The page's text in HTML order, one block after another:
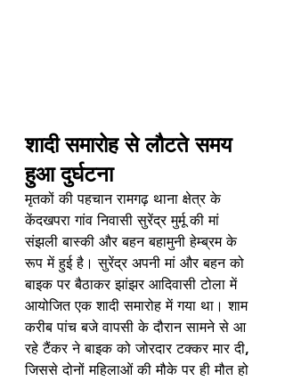
शादी समारोह से लौटते समय
हुआ दुर्घटना
मृतकों की पहचान रामगढ़ थाना क्षेत्र के
केंदखपरा गांव निवासी सुरेंद्र मुर्मू की मां
संझली बास्की और बहन बहामुनी हेम्ब्रम के
रूप में हुई है। सुरेंद्र अपनी मां और बहन को
बाइक पर बैठाकर झांझर आदिवासी टोला में
आयोजित एक शादी समारोह में गया था। शाम
करीब पांच बजे वापसी के दौरान सामने से आ
रहे टैंकर ने बाइक को जोरदार टक्कर मार दी,
जिससे दोनों महिलाओं की मौके पर ही मौत हो